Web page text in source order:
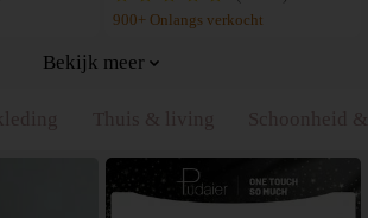
utfitset geschikt voor uitgaan
900+ Onlangs verkocht
Bekijk meer